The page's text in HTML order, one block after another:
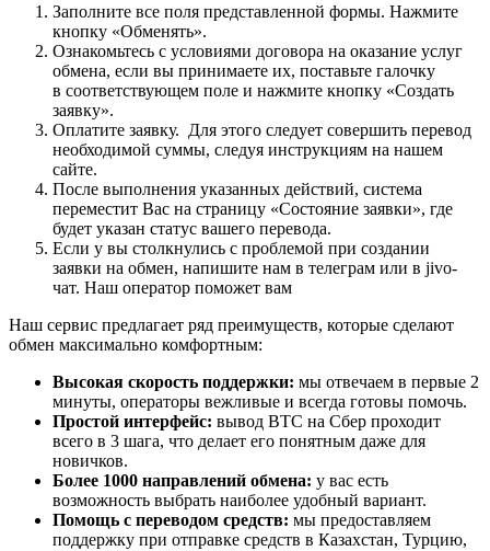
Заполните все поля представленной формы. Нажмите
кнопку «Обменять».
Ознакомьтесь с условиями договора на оказание услуг
обмена, если вы принимаете их, поставьте галочку
в соответствующем поле и нажмите кнопку «Создать
заявку».
Оплатите заявку. Для этого следует совершить перевод
необходимой суммы, следуя инструкциям на нашем
сайте.
После выполнения указанных действий, система
переместит Вас на страницу «Состояние заявки», где
будет указан статус вашего перевода.
Если у вы столкнулись с проблемой при создании
заявки на обмен, напишите нам в телеграм или в jivo-
чат. Наш оператор поможет вам
Наш сервис предлагает ряд преимуществ, которые сделают
обмен максимально комфортным:
Высокая скорость поддержки: мы отвечаем в первые 2
минуты, операторы вежливые и всегда готовы помочь.
Простой интерфейс: вывод BTC на Сбер проходит
всего в 3 шага, что делает его понятным даже для
новичков.
Более 1000 направлений обмена: у вас есть
возможность выбрать наиболее удобный вариант.
Помощь с переводом средств: мы предоставляем
поддержку при отправке средств в Казахстан, Турцию,